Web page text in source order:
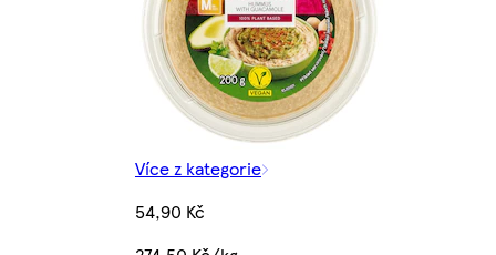
Více z kategorie
54,90 Kč